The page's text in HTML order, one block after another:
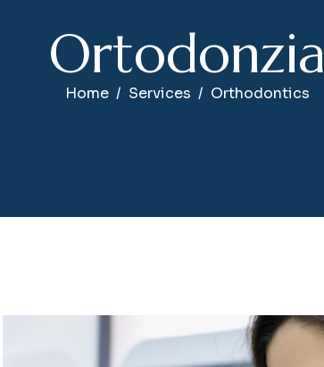
Ortodonzia
Home Services Orthodontics